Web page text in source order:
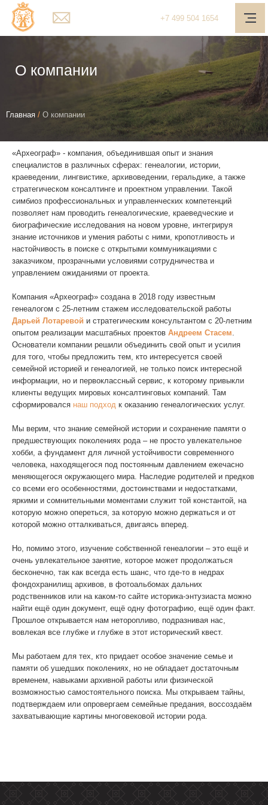
+7 499 504 1654
О компании
Услуги
Наш подход
Медиа-центр
Полезное
Контакты
Обратная связь
Личный кабинет
Поиск
Telegram
О компании
Вы
Главная / О компании
«Археограф» - компания, объединившая опыт и знания
специалистов в различных сферах: генеалогии, истории,
краеведении, лингвистике, архивоведении, геральдике, а также
стратегическом консалтинге и проектном управлении. Такой
симбиоз профессиональных и управленческих компетенций
позволяет нам проводить генеалогические, краеведческие и
биографические исследования на новом уровне, интегрируя
знание источников и умения работы с ними, кропотливость и
настойчивость в поиске с открытыми коммуникациями с
заказчиком, прозрачными условиями сотрудничества и
управлением ожиданиями от проекта.
Компания «Археограф» создана в 2018 году известным
генеалогом с 25-летним стажем исследовательской работы
Дарьей Лотаревой и стратегическим консультантом с 20-летним
опытом реализации масштабных проектов Андреем Стасем.
Основатели компании решили объединить свой опыт и усилия
для того, чтобы предложить тем, кто интересуется своей
семейной историей и генеалогией, не только поиск интересной
информации, но и первоклассный сервис, к которому привыкли
клиенты ведущих мировых консалтинговых компаний. Там
сформировался наш подход к оказанию генеалогических услуг.
Мы верим, что знание семейной истории и сохранение памяти о
предшествующих поколениях рода – не просто увлекательное
хобби, а фундамент для личной устойчивости современного
человека, находящегося под постоянным давлением ежечасно
меняющегося окружающего мира. Наследие родителей и предков
со всеми его особенностями, достоинствами и недостатками,
яркими и сомнительными моментами служит той константой, на
которую можно опереться, за которую можно держаться и от
которой можно отталкиваться, двигаясь вперед.
Но, помимо этого, изучение собственной генеалогии – это ещё и
очень увлекательное занятие, которое может продолжаться
бесконечно, так как всегда есть шанс, что где-то в недрах
фондохранилищ архивов, в фотоальбомах дальних
родственников или на каком-то сайте историка-энтузиаста можно
найти ещё один документ, ещё одну фотографию, ещё один факт.
Прошлое открывается нам неторопливо, подразнивая нас,
вовлекая все глубже и глубже в этот исторический квест.
Мы работаем для тех, кто придает особое значение семье и
памяти об ушедших поколениях, но не обладает достаточным
временем, навыками архивной работы или физической
возможностью самостоятельного поиска. Мы открываем тайны,
подтверждаем или опровергаем семейные предания, воссоздаём
захватывающие картины многовековой истории рода.